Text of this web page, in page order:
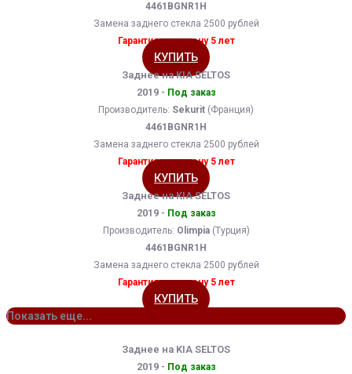
4461BGNR1H
Замена заднего стекла 2500 рублей
Гарантия на замену 5 лет
КУПИТЬ
Заднее на KIA SELTOS
2019 - Под заказ
Производитель: Sekurit (Франция)
4461BGNR1H
Замена заднего стекла 2500 рублей
Гарантия на замену 5 лет
КУПИТЬ
Заднее на KIA SELTOS
2019 - Под заказ
Производитель: Olimpia(Турция)
4461BGNR1H
Замена заднего стекла 2500 рублей
Гарантия на замену 5 лет
КУПИТЬ
Показать еще...
Заднее на KIA SELTOS
2019 - Под заказ